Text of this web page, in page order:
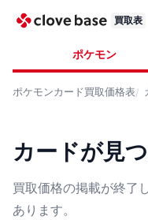
買取表
ポケモン
ポケモンカード買取価格表
カードが見
買取価格の掲載が終了
あります。